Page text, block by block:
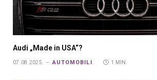
Audi „Made in USA“?
07.08.2025. AUTOMOBILI 1 MIN.